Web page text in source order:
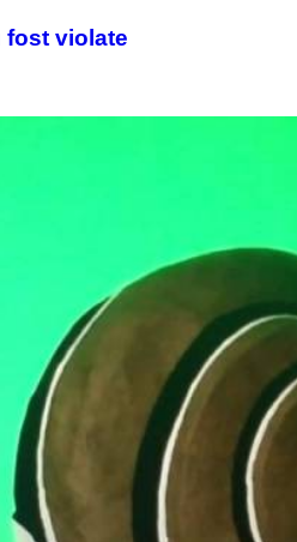
fost violate